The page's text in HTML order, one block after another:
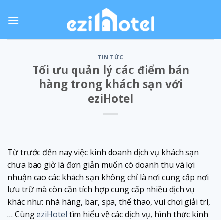
TIN TỨC
Tối ưu quản lý các điểm bán
hàng trong khách sạn với
eziHotel
Từ trước đến nay việc kinh doanh dịch vụ khách sạn
chưa bao giờ là đơn giản muốn có doanh thu và lợi
nhuận cao các khách sạn không chỉ là nơi cung cấp nơi
lưu trữ mà còn cần tích hợp cung cấp nhiều dịch vụ
khác như: nhà hàng, bar, spa, thể thao, vui chơi giải trí,
… CùngeziHotel tìm hiểu về các dịch vụ, hình thức kinh